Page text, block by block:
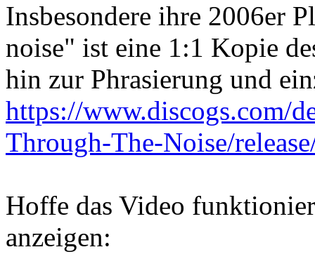
Insbesondere ihre 2006er
noise" ist eine 1:1 Kopie
hin zur Phrasierung und
https://www.discogs.com/
Through-The-Noise/
Hoffe das Video
anzeigen: